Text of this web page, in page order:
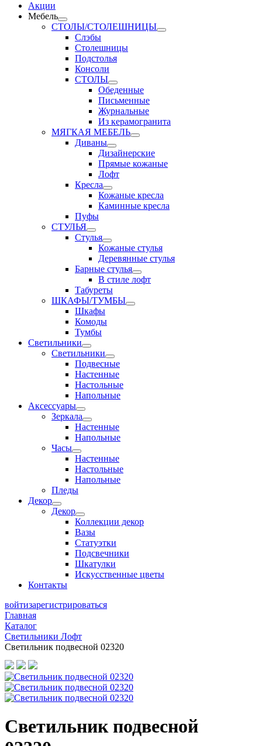
Акции
Мебель
СТОЛЫ/СТОЛЕШНИЦЫ
Слэбы
Столешницы
Подстолья
Консоли
СТОЛЫ
Обеденные
Письменные
Журнальные
Из керамогранита
МЯГКАЯ МЕБЕЛЬ
Диваны
Дизайнерские
Прямые кожаные
Лофт
Кресла
Кожаные кресла
Каминные кресла
Пуфы
СТУЛЬЯ
Стулья
Кожаные стулья
Деревянные стулья
Барные стулья
В стиле лофт
Табуреты
ШКАФЫ/ТУМБЫ
Шкафы
Комоды
Тумбы
Светильники
Светильники
Подвесные
Настенные
Настольные
Напольные
Аксессуары
Зеркала
Настенные
Напольные
Часы
Настенные
Настольные
Напольные
Пледы
Декор
Декор
Коллекции декор
Вазы
Статуэтки
Подсвечники
Шкатулки
Искусственные цветы
Контакты
войтизарегистрироваться
Главная
Каталог
Светильники Лофт
Светильник подвесной 02320
Светильник подвесной